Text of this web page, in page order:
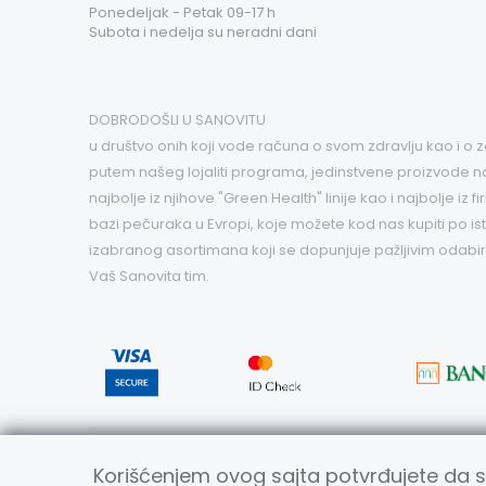
Ponedeljak - Petak 09-17 h
Subota i nedelja su neradni dani
DOBRODOŠLI U SANOVITU
u društvo onih koji vode računa o svom zdravlju kao i o
putem našeg lojaliti programa, jedinstvene proizvode
najbolje iz njihove "Green Health" linije kao i najbolje iz
bazi pečuraka u Evropi, koje možete kod nas kupiti po
izabranog asortimana koji se dopunjuje pažljivim
Vaš Sanovita tim.
Copyright © Sanovita | Sva prava zadržana 2026 |
Korišćenjem ovog sajta potvrđujete da
Korišćenjem ovog sajta potvrđujete da